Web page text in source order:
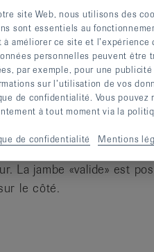
La jambe «valide» est
le côté.
site Web, nous utilisons des
sont essentiels au
à améliorer ce site et
personnelles peuvent être
par exemple, pour une
sur l’utilisation de vos
de confidentialité. Vous pouvez
à tout moment via la
de confidentialité Mentions